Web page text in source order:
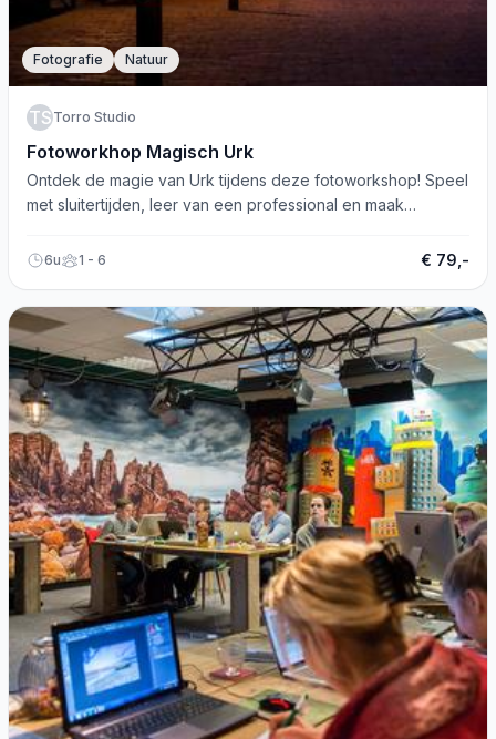
Fotografie Natuur
TSTorro Studio
Fotoworkhop Magisch Urk
Ontdek de magie van Urk tijdens deze fotoworkshop! Speel
met sluitertijden, leer van een professional en maak
6u 1 - 6 € 79,-